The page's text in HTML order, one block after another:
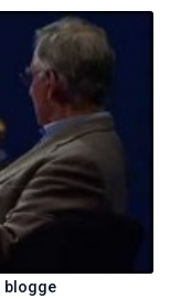
blogge